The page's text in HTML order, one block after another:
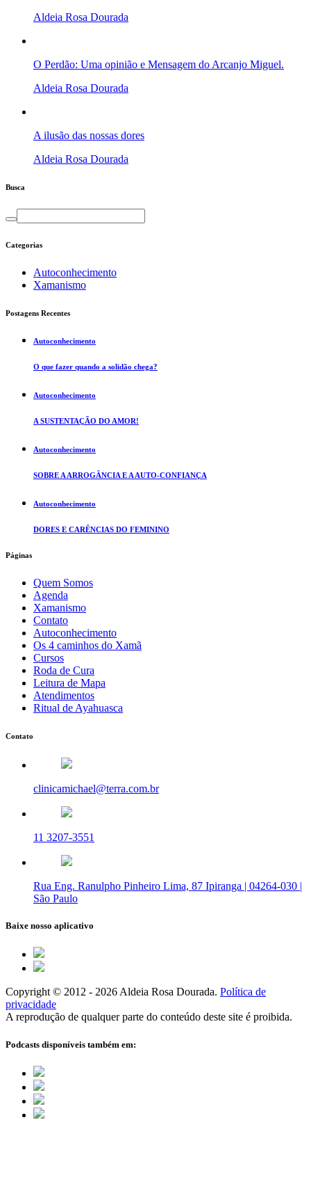
Aldeia Rosa Dourada
O Perdão: Uma opinião e Mensagem do Arcanjo Miguel.
Aldeia Rosa Dourada
A ilusão das nossas dores
Aldeia Rosa Dourada
Busca
Categorias
Autoconhecimento
Xamanismo
Postagens Recentes
Autoconhecimento
O que fazer quando a solidão chega?
Autoconhecimento
A SUSTENTAÇÃO DO AMOR!
Autoconhecimento
SOBRE A ARROGÂNCIA E A AUTO-CONFIANÇA
Autoconhecimento
DORES E CARÊNCIAS DO FEMININO
Páginas
Quem Somos
Agenda
Xamanismo
Contato
Autoconhecimento
Os 4 caminhos do Xamã
Cursos
Roda de Cura
Leitura de Mapa
Atendimentos
Ritual de Ayahuasca
Contato
clinicamichael@terra.com.br
11 3207-3551
Rua Eng. Ranulpho Pinheiro Lima, 87 Ipiranga | 04264-030 |
São Paulo
Baixe nosso aplicativo
Copyright © 2012 - 2026 Aldeia Rosa Dourada. Política de
privacidade
A reprodução de qualquer parte do conteúdo deste site é proibida.
Podcasts disponíveis também em: